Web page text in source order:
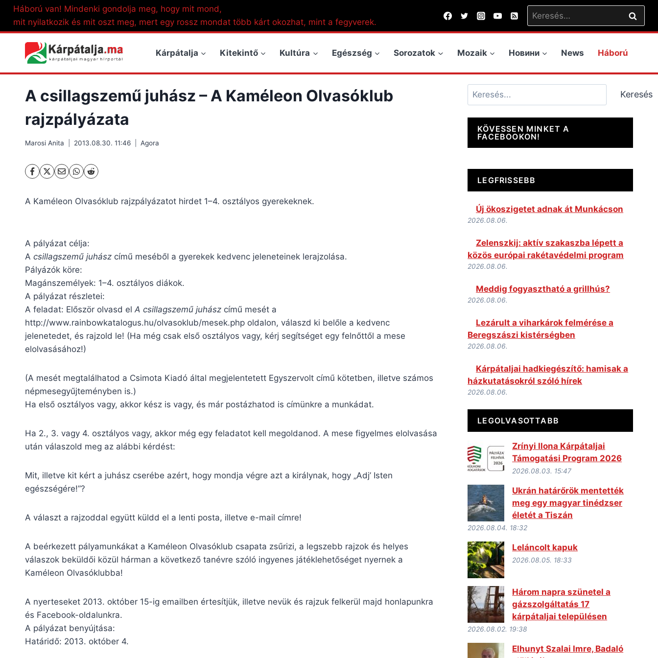
Skip
content
Háború van! Mindenki gondolja meg, hogy mit mond,
mit nyilatkozik és mit oszt meg, mert egy rossz mondat több kárt okozhat, mint a fegyverek.
Keresés:
Kárpátalja Kitekintő Kultúra Egészség Sorozatok Mozaik Новини News Háború
A csillagszemű juhász – A Kaméleon Olvasóklub
rajzpályázata
Marosi Anita 2013.08.30. 11:46 Agora
A Kaméleon Olvasóklub rajzpályázatot hirdet 1–4. osztályos gyerekeknek.
A pályázat célja:
A csillagszemű juhász című meséből a gyerekek kedvenc jeleneteinek lerajzolása.
Pályázók köre:
Magánszemélyek: 1–4. osztályos diákok.
A pályázat részletei:
A feladat: Először olvasd el A csillagszemű juhász című mesét a
http://www.rainbowkatalogus.hu/olvasoklub/mesek.php oldalon, válaszd ki belőle a kedvenc
jelenetedet, és rajzold le! (Ha még csak első osztályos vagy, kérj segítséget egy felnőttől a mese
elolvasásához!)
(A mesét megtalálhatod a Csimota Kiadó által megjelentetett Egyszervolt című kötetben, illetve számos
népmesegyűjteményben is.)
Ha első osztályos vagy, akkor kész is vagy, és már postázhatod is címünkre a munkádat.
Ha 2., 3. vagy 4. osztályos vagy, akkor még egy feladatot kell megoldanod. A mese figyelmes elolvasása
után válaszold meg az alábbi kérdést:
Mit, illetve kit kért a juhász cserébe azért, hogy mondja végre azt a királynak, hogy „Adj’ Isten
egészségére!”?
A választ a rajzoddal együtt küldd el a lenti posta, illetve e-mail címre!
A beérkezett pályamunkákat a Kaméleon Olvasóklub csapata zsűrizi, a legszebb rajzok és helyes
válaszok beküldői közül hárman a következő tanévre szóló ingyenes játéklehetőséget nyernek a
Kaméleon Olvasóklubba!
A nyerteseket 2013. október 15-ig emailben értesítjük, illetve nevük és rajzuk felkerül majd honlapunkra
és Facebook-oldalunkra.
A pályázat benyújtása:
Határidő: 2013. október 4.
Keresés Keresés
KÖVESSEN MINKET A
FACEBOOKON!
LEGFRISSEBB
Új ökoszigetet adnak át Munkácson
2026.08.06.
Zelenszkij: aktív szakaszba lépett a
közös európai rakétavédelmi program
2026.08.06.
Meddig fogyasztható a grillhús?
2026.08.06.
Lezárult a viharkárok felmérése a
Beregszászi kistérségben
2026.08.06.
Kárpátaljai hadkiegészítő: hamisak a
házkutatásokról szóló hírek
2026.08.06.
LEGOLVASOTTABB
Zrínyi Ilona Kárpátaljai
Támogatási Program 2026
2026.08.03. 15:47
Ukrán határőrök mentették
meg egy magyar tinédzser
életét a Tiszán
2026.08.04. 18:32
Leláncolt kapuk
2026.08.05. 18:33
Három napra szünetel a
gázszolgáltatás 17
kárpátaljai településen
2026.08.02. 19:38
Elhunyt Szalai Imre, Badaló